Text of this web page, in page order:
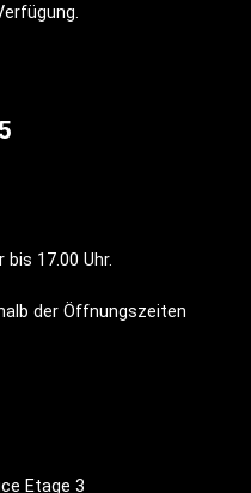
bis 17.00 Uhr.
der Öffnungszeiten
Etage 3